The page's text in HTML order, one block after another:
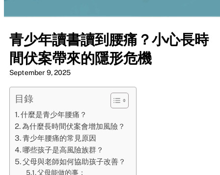
青少年讀書讀到腰痛？小心長時
間伏案帶來的隱形危機
September 9, 2025
目錄
什麼是青少年腰痛？
為什麼長時間伏案會增加風險？
青少年腰痛的常見原因
哪些孩子是高風險族群？
父母與老師如何協助孩子改善？
父母能做的事：